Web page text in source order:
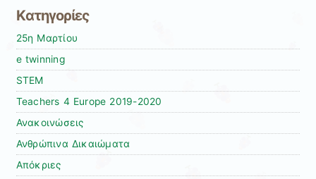
Kατηγορίες
25η Μαρτίου
e twinning
STEM
Teachers 4 Europe 2019-2020
Ανακοινώσεις
Ανθρώπινα Δικαιώματα
Απόκριες